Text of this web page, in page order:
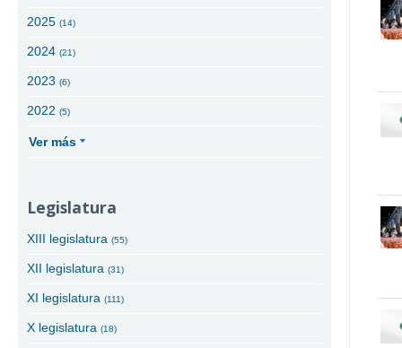
2025(14)
2024(21)
2023(6)
2022(5)
Ver más
Legislatura
XIII legislatura(55)
XII legislatura(31)
XI legislatura(111)
X legislatura(18)